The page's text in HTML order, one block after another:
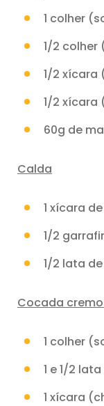
1 colher
1/2
1/2 xícara
1/2 xícara
60g de
Calda
1 xícara
1/2
1/2 lata
Cocada
1 colher
1 e 1/2
1 xícara